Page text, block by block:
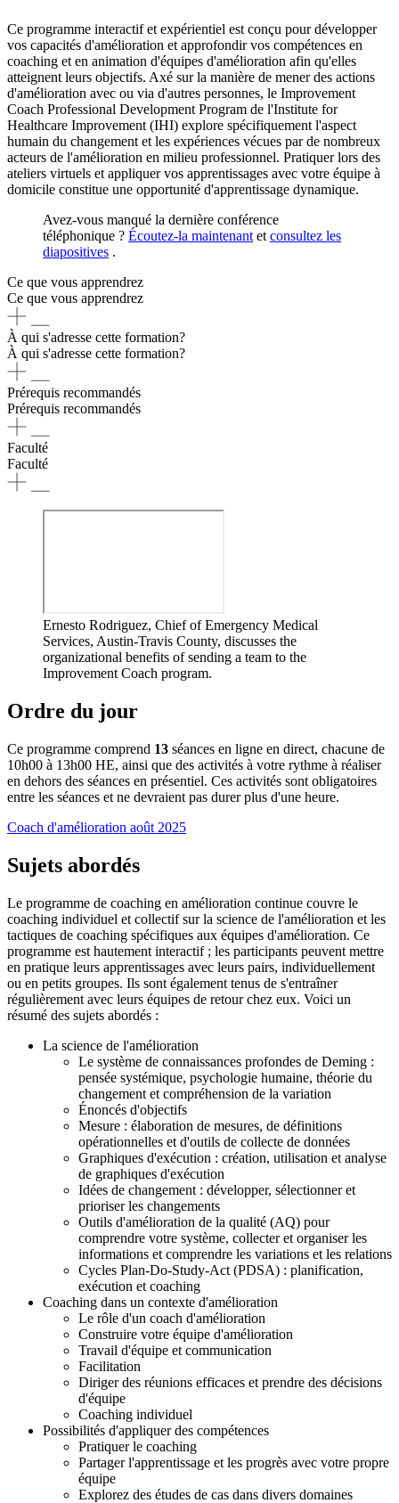
Ce programme interactif et expérientiel est conçu pour développer
vos capacités d'amélioration et approfondir vos compétences en
coaching et en animation d'équipes d'amélioration afin qu'elles
atteignent leurs objectifs. Axé sur la manière de mener des actions
d'amélioration avec ou via d'autres personnes, le Improvement
Coach Professional Development Program de l'Institute for
Healthcare Improvement (IHI) explore spécifiquement l'aspect
humain du changement et les expériences vécues par de nombreux
acteurs de l'amélioration en milieu professionnel. Pratiquer lors des
ateliers virtuels et appliquer vos apprentissages avec votre équipe à
domicile constitue une opportunité d'apprentissage dynamique.
Avez-vous manqué la dernière conférence
téléphonique ? Écoutez-la maintenant et consultez les
diapositives .
Ce que vous apprendrez
Ce que vous apprendrez
À qui s'adresse cette formation?
À qui s'adresse cette formation?
Prérequis recommandés
Prérequis recommandés
Faculté
Faculté
Ernesto Rodriguez, Chief of Emergency Medical
Services, Austin-Travis County, discusses the
organizational benefits of sending a team to the
Improvement Coach program.
Ordre du jour
Ce programme comprend 13 séances en ligne en direct, chacune de
10h00 à 13h00 HE, ainsi que des activités à votre rythme à réaliser
en dehors des séances en présentiel. Ces activités sont obligatoires
entre les séances et ne devraient pas durer plus d'une heure.
Coach d'amélioration août 2025
Sujets abordés
Le programme de coaching en amélioration continue couvre le
coaching individuel et collectif sur la science de l'amélioration et les
tactiques de coaching spécifiques aux équipes d'amélioration. Ce
programme est hautement interactif ; les participants peuvent mettre
en pratique leurs apprentissages avec leurs pairs, individuellement
ou en petits groupes. Ils sont également tenus de s'entraîner
régulièrement avec leurs équipes de retour chez eux. Voici un
résumé des sujets abordés :
La science de l'amélioration
Le système de connaissances profondes de Deming :
pensée systémique, psychologie humaine, théorie du
changement et compréhension de la variation
Énoncés d'objectifs
Mesure : élaboration de mesures, de définitions
opérationnelles et d'outils de collecte de données
Graphiques d'exécution : création, utilisation et analyse
de graphiques d'exécution
Idées de changement : développer, sélectionner et
prioriser les changements
Outils d'amélioration de la qualité (AQ) pour
comprendre votre système, collecter et organiser les
informations et comprendre les variations et les relations
Cycles Plan-Do-Study-Act (PDSA) : planification,
exécution et coaching
Coaching dans un contexte d'amélioration
Le rôle d'un coach d'amélioration
Construire votre équipe d'amélioration
Travail d'équipe et communication
Facilitation
Diriger des réunions efficaces et prendre des décisions
d'équipe
Coaching individuel
Possibilités d'appliquer des compétences
Pratiquer le coaching
Partager l'apprentissage et les progrès avec votre propre
équipe
Explorez des études de cas dans divers domaines